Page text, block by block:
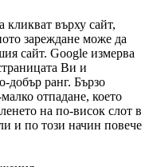
кликват върху сайт,
зареждане може да
сайт. Google измерва
Ви и
добър ранг. Бързо
отпадане, което
на по-висок слот в
и по този начин повече